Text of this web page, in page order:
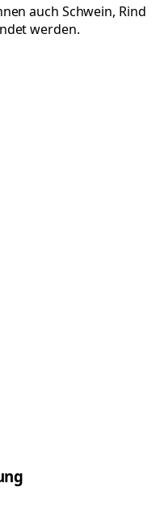
auch Schwein, Rind
werden.